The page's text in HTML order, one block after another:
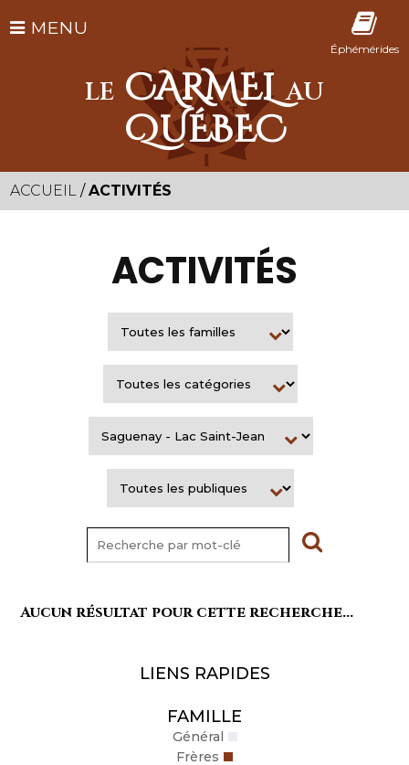
Éphémérides
MENU
LE CARMELAU
QUÉBEC
ACCUEIL /ACTIVITÉS
ACTIVITÉS
Aucun résultat pour cette recherche...
LIENS RAPIDES
FAMILLE
Général
Frères